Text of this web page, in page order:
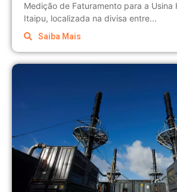
Medição de Faturamento para a Usina
Itaipu, localizada na divisa entre...
Saiba Mais